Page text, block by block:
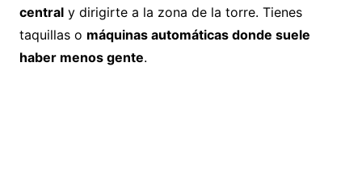
centraly dirigirte a la zona de la torre. Tienes
taquillas o máquinas automáticas donde suele
haber menos gente.